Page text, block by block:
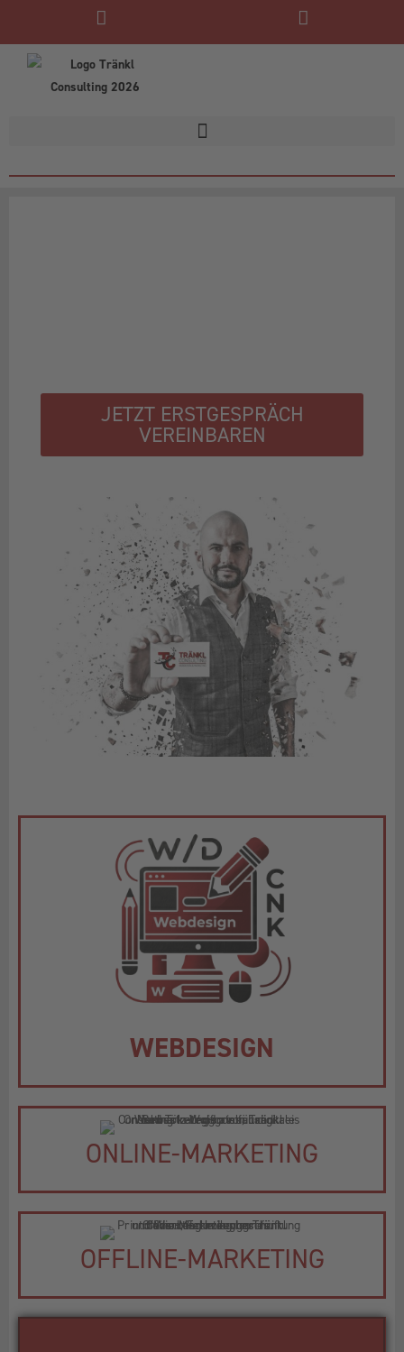
JETZT ERSTGESPRÄCH
VEREINBAREN
WEBDESIGN
ONLINE-MARKETING
OFFLINE-MARKETING